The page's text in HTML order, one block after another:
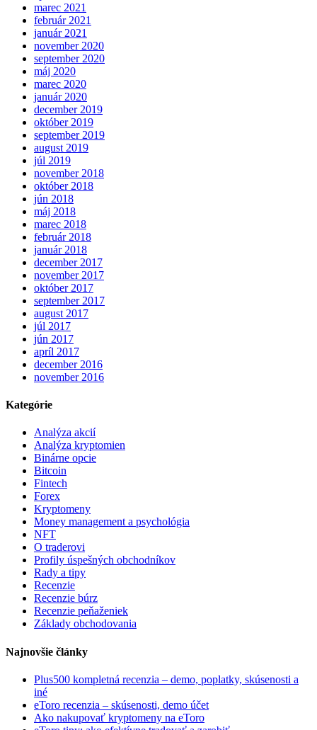
marec 2021
február 2021
január 2021
november 2020
september 2020
máj 2020
marec 2020
január 2020
december 2019
október 2019
september 2019
august 2019
júl 2019
november 2018
október 2018
jún 2018
máj 2018
marec 2018
február 2018
január 2018
december 2017
november 2017
október 2017
september 2017
august 2017
júl 2017
jún 2017
apríl 2017
december 2016
november 2016
Kategórie
Analýza akcií
Analýza kryptomien
Binárne opcie
Bitcoin
Fintech
Forex
Kryptomeny
Money management a psychológia
NFT
O traderovi
Profily úspešných obchodníkov
Rady a tipy
Recenzie
Recenzie búrz
Recenzie peňaženiek
Základy obchodovania
Najnovšie články
Plus500 kompletná recenzia – demo, poplatky, skúsenosti a
iné
eToro recenzia – skúsenosti, demo účet
Ako nakupovať kryptomeny na eToro